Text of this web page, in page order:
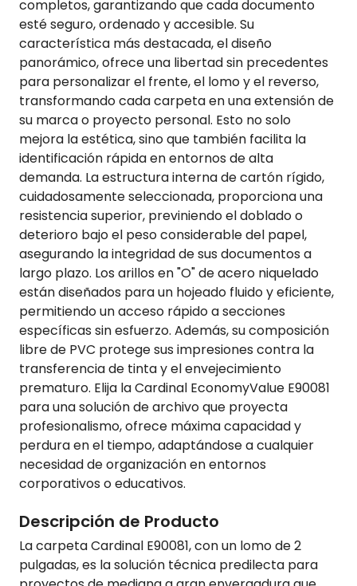
completos, garantizando que cada documento
esté seguro, ordenado y accesible. Su
característica más destacada, el diseño
panorámico, ofrece una libertad sin precedentes
para personalizar el frente, el lomo y el reverso,
transformando cada carpeta en una extensión de
su marca o proyecto personal. Esto no solo
mejora la estética, sino que también facilita la
identificación rápida en entornos de alta
demanda. La estructura interna de cartón rígido,
cuidadosamente seleccionada, proporciona una
resistencia superior, previniendo el doblado o
deterioro bajo el peso considerable del papel,
asegurando la integridad de sus documentos a
largo plazo. Los arillos en "O" de acero niquelado
están diseñados para un hojeado fluido y eficiente,
permitiendo un acceso rápido a secciones
específicas sin esfuerzo. Además, su composición
libre de PVC protege sus impresiones contra la
transferencia de tinta y el envejecimiento
prematuro. Elija la Cardinal EconomyValue E90081
para una solución de archivo que proyecta
profesionalismo, ofrece máxima capacidad y
perdura en el tiempo, adaptándose a cualquier
necesidad de organización en entornos
corporativos o educativos.
Descripción de Producto
La carpeta Cardinal E90081, con un lomo de 2
pulgadas, es la solución técnica predilecta para